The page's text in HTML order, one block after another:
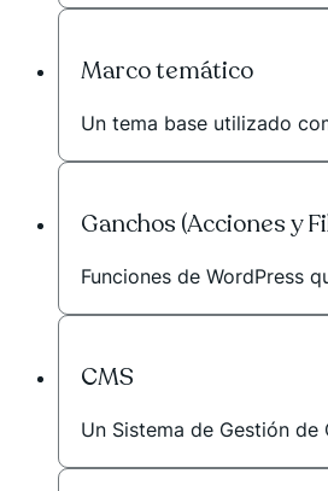
Marco temático
Un tema base utilizado
Ganchos (Acciones y
Funciones de WordPress
CMS
Un Sistema de Gestión